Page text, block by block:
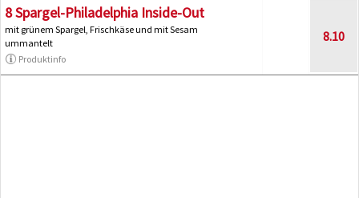
8 Spargel-Philadelphia Inside-Out
mit grünem Spargel, Frischkäse und mit Sesam
ummantelt
Produktinfo
8.10